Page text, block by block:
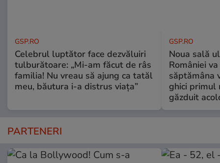
GSP.RO
Celebrul luptător face dezvăluiri
tulburătoare: „Mi-am făcut de râs
familia! Nu vreau să ajung ca tatăl
meu, băutura i-a distrus viața”
GSP.RO
Noua sală
României
săptămâna
ghici primul
găzduit
PARTENERI